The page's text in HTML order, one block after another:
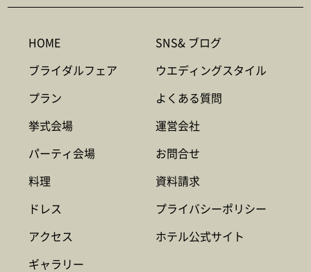
HOME
ブライダルフェア
プラン
挙式会場
パーティ会場
料理
ドレス
アクセス
ギャラリー
SNS& ブログ
ウエディングスタイル
よくある質問
運営会社
お問合せ
資料請求
プライバシーポリシー
ホテル公式サイト